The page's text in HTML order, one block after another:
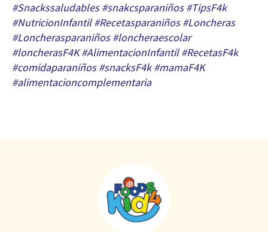
#Snackssaludables #snakcsparaniños #TipsF4k
#NutricionInfantil #Recetasparaniños #Loncheras
#Loncherasparaniños #loncheraescolar
#loncherasF4K #AlimentacionInfantil #RecetasF4k
#comidaparaniños #snacksF4k #mamaF4K
#alimentacioncomplementaria